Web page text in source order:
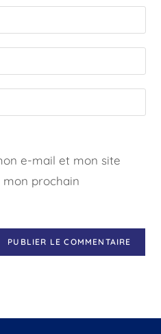
e-mail et mon site
prochain